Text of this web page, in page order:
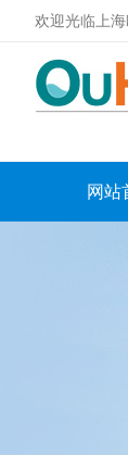
欢迎光临上
网站